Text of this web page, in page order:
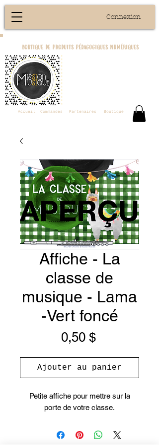
Connexion
boutique de produits pédagogiques numériques
Accueil Commandes Partenaires Boutique
Affiche - La
classe de
musique - Lama
-Vert foncé
0,50 $Prix
Ajouter au panier
Petite affiche pour mettre sur la
porte de votre classe.